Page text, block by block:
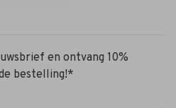
en ontvang 10%
bestelling!*